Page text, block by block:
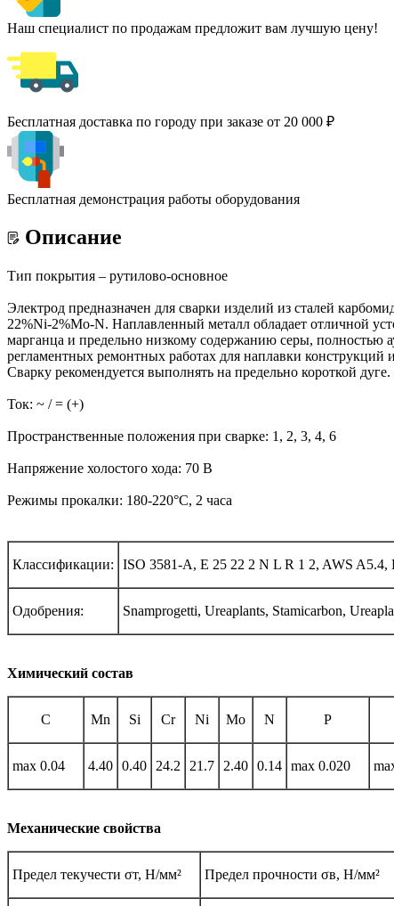
Наш специалист по продажам предложит вам лучшую цену!
Бесплатная доставка по городу при заказе от 20 000 ₽
Бесплатная демонстрация работы оборудования
Описание
Тип покрытия – рутилово-основное
Электрод предназначен для сварки изделий из сталей
22%Ni-2%Mo-N. Наплавленный металл обладает отличной
марганца и предельно низкому содержанию серы, полностью
регламентных ремонтных работах для наплавки конструкций
Сварку рекомендуется выполнять на предельно короткой
Ток: ~ / = (+)
Пространственные положения при сварке: 1, 2, 3, 4, 6
Напряжение холостого хода: 70 В
Режимы прокалки: 180-220°С, 2 часа
Классификации: ISO 3581-A, E 25 22 2 N L R 1 2, AWS
Одобрения: Snamprogetti, Ureaplants, Stamicarbon,
Химический состав
С Mn Si Cr Ni Mo N P
max 0.04 4.40 0.40 24.2 21.7 2.40 0.14 max 0.020
Механические свойства
Предел текучести σт, Н/мм² Предел прочности σв, Н/мм²